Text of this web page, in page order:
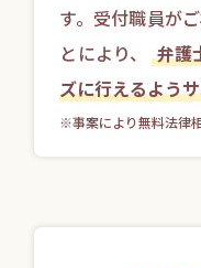
す。受付職員が
とにより、
弁護
ズに行えるよう
※事案により無料法律